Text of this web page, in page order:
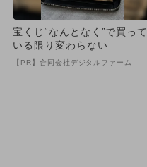
宝くじ“なんとなく”で買って
いる限り変わらない
【PR】合同会社デジタルファーム